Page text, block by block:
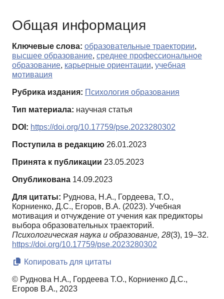
Общая информация
Ключевые слова: образовательные траектории,
высшее образование, среднее профессиональное
образование, карьерные ориентации, учебная
мотивация
Рубрика издания: Психология образования
Тип материала: научная статья
DOI: https://doi.org/10.17759/pse.2023280302
Поступила в редакцию 26.01.2023
Принята к публикации 23.05.2023
Опубликована 14.09.2023
Для цитаты: Руднова, Н.А., Гордеева, Т.О.,
Корниенко, Д.С., Егоров, В.А. (2023). Учебная
мотивация и отчуждение от учения как предикторы
выбора образовательных траекторий.
Психологическая наука и образование, 28(3), 19–32.
https://doi.org/10.17759/pse.2023280302
Копировать для цитаты
© Руднова Н.А., Гордеева Т.О., Корниенко Д.С.,
Егоров В.А., 2023